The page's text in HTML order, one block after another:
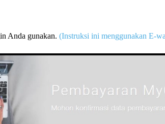
Anda gunakan. (Instruksi ini menggunakan E-